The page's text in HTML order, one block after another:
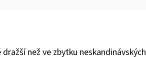
dražší než ve zbytku neskandinávských